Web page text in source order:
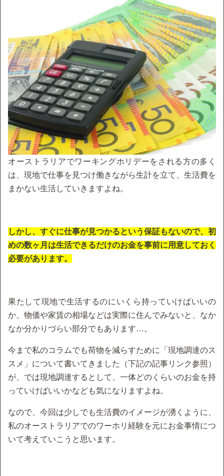
オーストラリアでワーキングホリデーをされる方の多く
は、現地で仕事を見つけ働きながら生計を立て、生活費を
まかない生活していきますよね。
しかし、すぐに仕事が見つかるという保証もないので、初
めの数ヶ月は生活できるだけのお金を事前に用意しておく
必要があります。
果たして現地で生活するのにいくら持っていけばいいの
か、物価や家賃の相場などは実際に住んでみないと、なか
なか分かりづらい部分でもあります…。
今まで私のコラムでも荷物を減らすために「現地調達のス
スメ」について書いてきました（下記の記事リンク参照）
が、では現地調達するとして、一体どのくらいのお金を持
っていけばいいかなども気になりますよね。
なので、今回は少しでも生活費のイメージが湧くように、
私のオーストラリアでのワーホリ経験を元にお金事情につ
いて考えていこうと思います。